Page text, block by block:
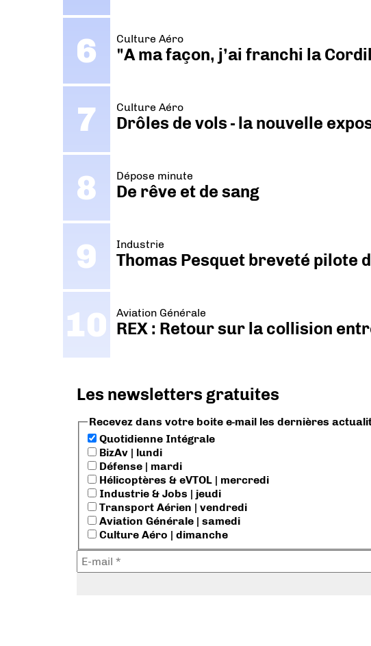
Culture Aéro
"A ma façon, j’ai franchi la
Culture Aéro
Drôles de vols - la nouvelle
Dépose minute
De rêve et de sang
Industrie
Thomas Pesquet breveté pilote
Aviation Générale
REX : Retour sur la collision
Les newsletters gratuites
Recevez dans votre boite e-mail les dernières
Quotidienne Intégrale
BizAv | lundi
Défense | mardi
Hélicoptères & eVTOL | mercredi
Industrie & Jobs | jeudi
Transport Aérien | vendredi
Aviation Générale | samedi
Culture Aéro | dimanche